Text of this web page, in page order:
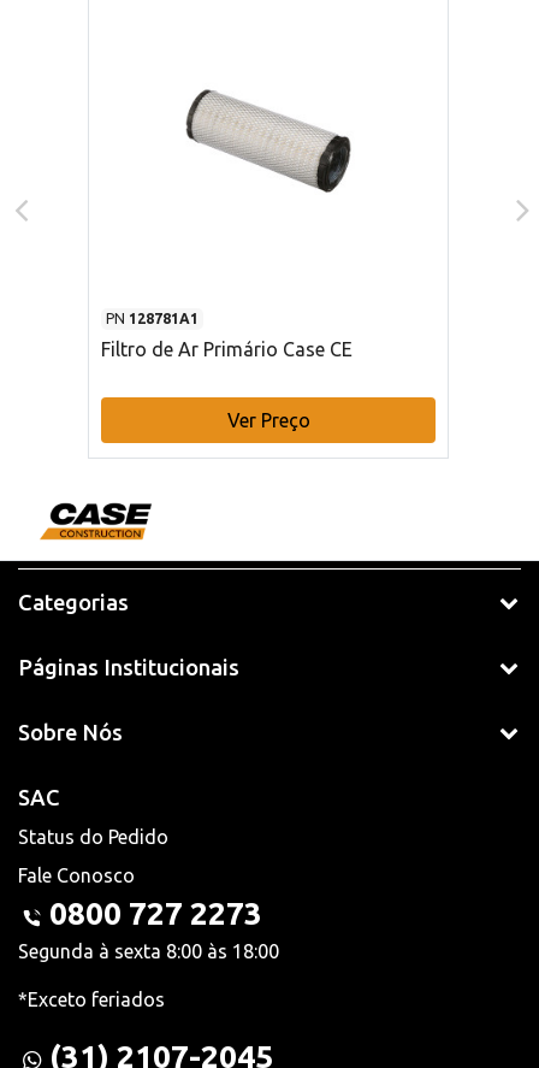
PN 128781A1
Filtro de Ar Primário Case CE
Ver Preço
Categorias
Páginas Institucionais
Sobre Nós
SAC
Status do Pedido
Fale Conosco
0800 727 2273
Segunda à sexta 8:00 às 18:00
*Exceto feriados
(31) 2107-2045